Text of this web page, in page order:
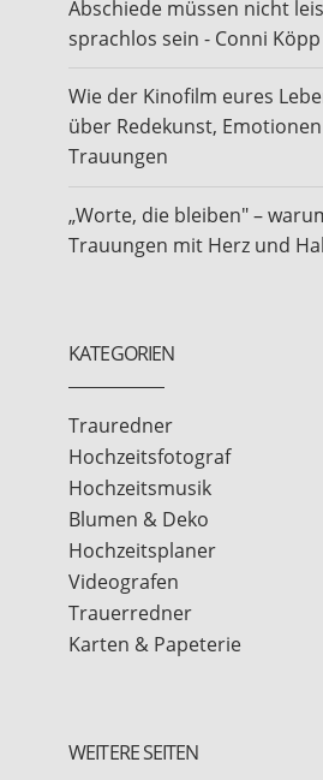
Abschiede müssen nicht
sprachlos sein - Conni
Wie der Kinofilm eures
über Redekunst,
Trauungen
„Worte, die bleiben" –
Trauungen mit Herz und
KATEGORIEN
Trauredner
Hochzeitsfotograf
Hochzeitsmusik
Blumen & Deko
Hochzeitsplaner
Videografen
Trauerredner
Karten & Papeterie
WEITERE SEITEN